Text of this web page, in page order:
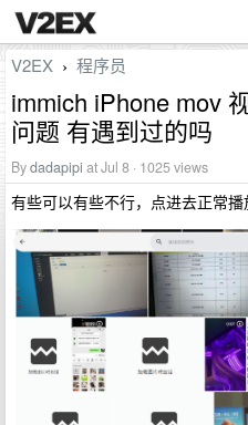
V2EX › 程序员
immich iPhone mov
问题 有遇到过的吗
Bydadapipi at Jul 8 · 1025 views
有些可以有些不行，点进去正常